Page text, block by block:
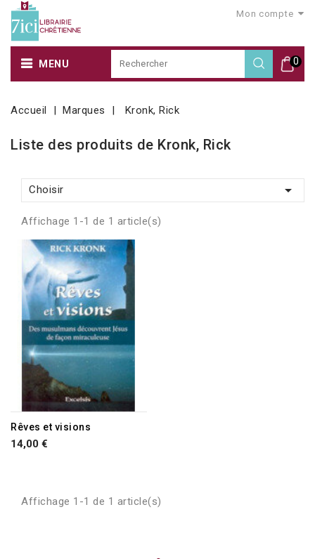
Mon compte
0
MENU
Accueil Marques Kronk, Rick
Liste des produits de Kronk, Rick
Choisir 
Affichage 1-1 de 1 article(s)
Rêves et visions
14,00 €
Affichage 1-1 de 1 article(s)